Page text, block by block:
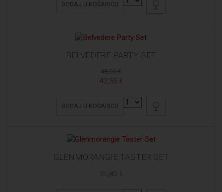
DODAJ U KOŠARICU
BELVEDERE PARTY SET
48,00 €
42,55 €
DODAJ U KOŠARICU
GLENMORANGIE TASTER SET
25,80 €